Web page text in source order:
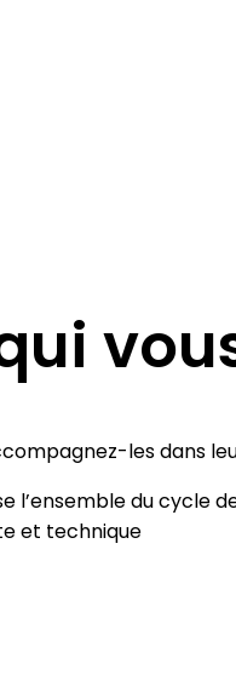
les dans
l’ensemble du cycle
et technique